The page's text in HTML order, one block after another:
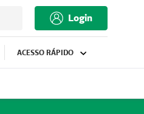
Login
ACESSO RÁPIDO